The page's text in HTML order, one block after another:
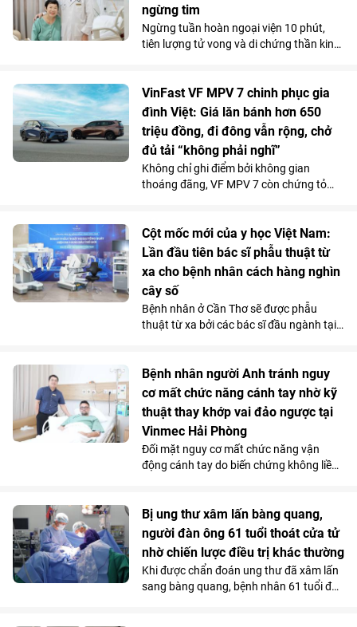
ngừng tim
Ngừng tuần hoàn ngoại viện 10 phút,
tiên lượng tử vong và di chứng thần kinh
cuộc sống bình thường chỉ sau một tuần
điều trị tại Bệnh viện Đa khoa Vinmec
Phú Quốc.
VinFast VF MPV 7 chinh phục gia
đình Việt: Giá lăn bánh hơn 650
triệu đồng, đi đông vẫn rộng, chở
đủ tải “không phải nghĩ”
Không chỉ ghi điểm bởi không gian
thoáng đãng, VF MPV 7 còn chứng tỏ
Chi phí sử dụng tiết kiệm và những ưu
đãi hấp dẫn càng khiến mẫu MPV điện 7
chỗ tăng sức hút trong tháng 7.
Cột mốc mới của y học Việt Nam:
Lần đầu tiên bác sĩ phẫu thuật từ
xa cho bệnh nhân cách hàng nghìn
cây số
Bệnh nhân ở Cần Thơ sẽ được phẫu
thuật từ xa bởi các bác sĩ đầu ngành tại
Việt Nam. Bước đi chiến lược này của
Vinmec đã chính thức hiện thực hóa mô
hình “y tế không khoảng cách” ở nước ta.
Bệnh nhân người Anh tránh nguy
cơ mất chức năng cánh tay nhờ kỹ
thuật thay khớp vai đảo ngược tại
Vinmec Hải Phòng
Đối mặt nguy cơ mất chức năng vận
động cánh tay do biến chứng không liền
người Anh đã được điều trị thành công
bằng kỹ thuật thay khớp vai đảo ngược
(Reverse Shoulder Arthroplasty) - kỹ
thuật lần đầu tiên được triển khai tại
Bệnh viện Đa khoa Quốc tế Vinmec Hải
Phòng.
Bị ung thư xâm lấn bàng quang,
người đàn ông 61 tuổi thoát cửa tử
nhờ chiến lược điều trị khác thường
Khi được chẩn đoán ung thư đã xâm lấn
sang bàng quang, bệnh nhân 61 tuổi đã